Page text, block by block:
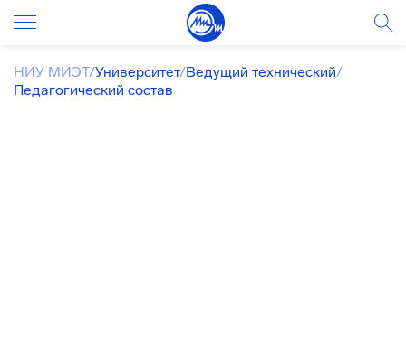
НИУ МИЭТ/Университет/Ведущий технический/
Педагогический состав